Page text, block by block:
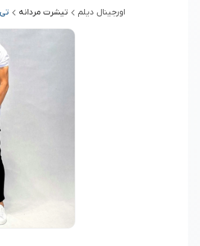
اورجینال دیلم تیشرت مردانه